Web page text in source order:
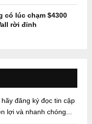
có lúc chạm $4300
rời đỉnh
đăng ký đọc tin cập
lợi và nhanh chóng...